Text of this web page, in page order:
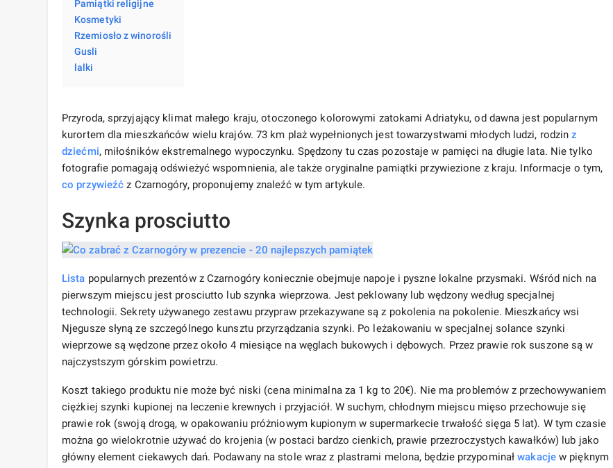
Pamiątki religijne
Kosmetyki
Rzemiosło z winorośli
Gusli
lalki
Przyroda, sprzyjający klimat małego kraju, otoczonego kolorowymi zatokami Adriatyku, od dawna jest popularnym
kurortem dla mieszkańców wielu krajów. 73 km plaż wypełnionych jest towarzystwami młodych ludzi, rodzinz
dziećmi, miłośników ekstremalnego wypoczynku. Spędzony tu czas pozostaje w pamięci na długie lata. Nie tylko
fotografie pomagają odświeżyć wspomnienia, ale także oryginalne pamiątki przywiezione z kraju. Informacje o tym,
co przywieźć z Czarnogóry, proponujemy znaleźć w tym artykule.
Szynka prosciutto
Lista popularnych prezentów z Czarnogóry koniecznie obejmuje napoje i pyszne lokalne przysmaki. Wśród nich na
pierwszym miejscu jest prosciutto lub szynka wieprzowa. Jest peklowany lub wędzony według specjalnej
technologii. Sekrety używanego zestawu przypraw przekazywane są z pokolenia na pokolenie. Mieszkańcy wsi
Njegusze słyną ze szczególnego kunsztu przyrządzania szynki. Po leżakowaniu w specjalnej solance szynki
wieprzowe są wędzone przez około 4 miesiące na węglach bukowych i dębowych. Przez prawie rok suszone są w
najczystszym górskim powietrzu.
Koszt takiego produktu nie może być niski (cena minimalna za 1 kg to 20€). Nie ma problemów z przechowywaniem
ciężkiej szynki kupionej na leczenie krewnych i przyjaciół. W suchym, chłodnym miejscu mięso przechowuje się
prawie rok (swoją drogą, w opakowaniu próżniowym kupionym w supermarkecie trwałość sięga 5 lat). W tym czasie
można go wielokrotnie używać do krojenia (w postaci bardzo cienkich, prawie przezroczystych kawałków) lub jako
główny element ciekawych dań. Podawany na stole wraz z plastrami melona, ​​będzie przypominałwakacjew pięknym